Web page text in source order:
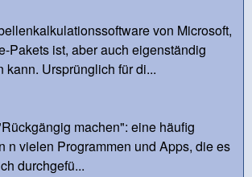
von Microsoft,
Pakets ist, aber auch eigenständig
kann. Ursprünglich für di...
machen": eine häufig
n vielen Programmen und Apps, die es
durchgefü...